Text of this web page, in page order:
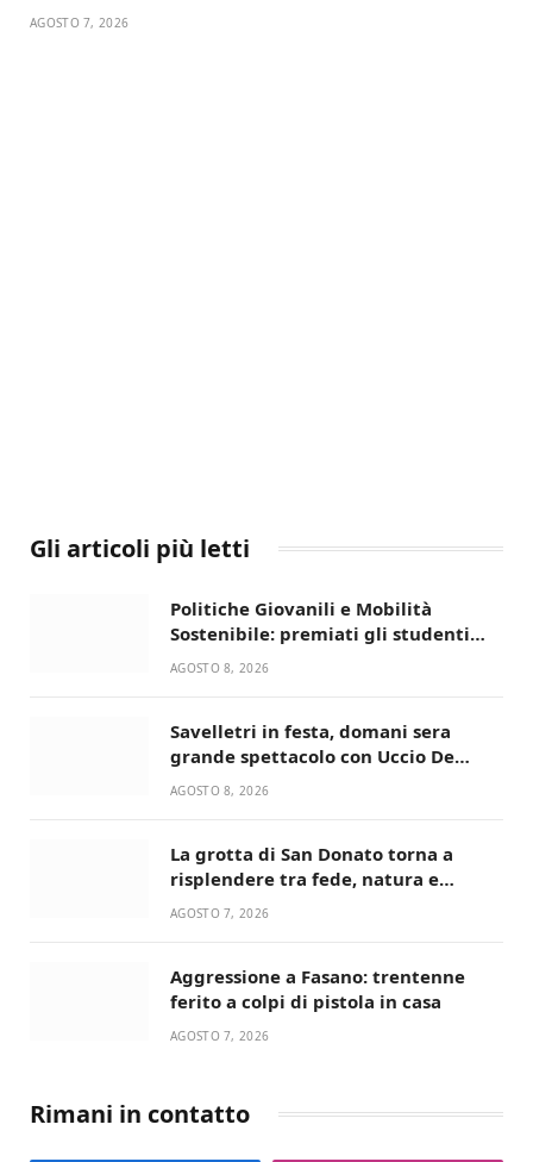
AGOSTO 7, 2026
Gli articoli più letti
Politiche Giovanili e Mobilità
Sostenibile: premiati gli studenti
universitari del bando “La strada
AGOSTO 8, 2026
Savelletri in festa, domani sera
grande spettacolo con Uccio De
Santis
AGOSTO 8, 2026
La grotta di San Donato torna a
risplendere tra fede, natura e
devozione
AGOSTO 7, 2026
Aggressione a Fasano: trentenne
ferito a colpi di pistola in casa
AGOSTO 7, 2026
Rimani in contatto